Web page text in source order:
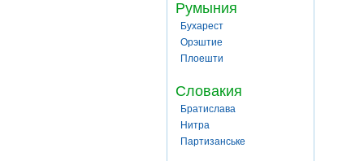
Румыния
Бухарест
Орэштие
Плоешти
Словакия
Братислава
Нитра
Партизанське